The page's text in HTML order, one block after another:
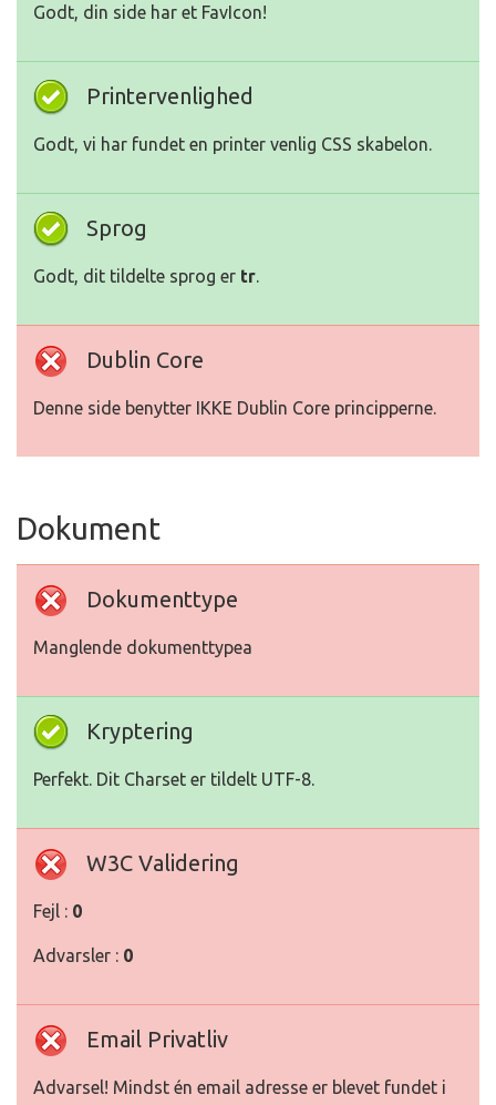
Godt, din side har et FavIcon!
Printervenlighed
Godt, vi har fundet en printer venlig CSS skabelon.
Sprog
Godt, dit tildelte sprog er tr.
Dublin Core
Denne side benytter IKKE Dublin Core principperne.
Dokument
Dokumenttype
Manglende dokumenttypea
Kryptering
Perfekt. Dit Charset er tildelt UTF-8.
W3C Validering
Fejl : 0
Advarsler : 0
Email Privatliv
Advarsel! Mindst én email adresse er blevet fundet i